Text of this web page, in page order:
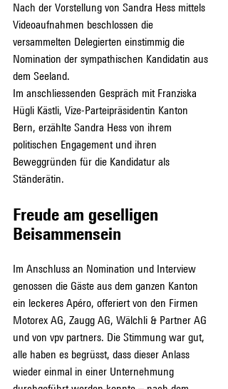
Nach der Vorstellung von Sandra Hess mittels
Videoaufnahmen beschlossen die
versammelten Delegierten einstimmig die
Nomination der sympathischen Kandidatin aus
dem Seeland.
Im anschliessenden Gespräch mit Franziska
Hügli Kästli, Vize-Parteipräsidentin Kanton
Bern, erzählte Sandra Hess von ihrem
politischen Engagement und ihren
Beweggründen für die Kandidatur als
Ständerätin.
Freude am geselligen
Beisammensein
Im Anschluss an Nomination und Interview
genossen die Gäste aus dem ganzen Kanton
ein leckeres Apéro, offeriert von den Firmen
Motorex AG, Zaugg AG, Wälchli & Partner AG
und von vpv partners. Die Stimmung war gut,
alle haben es begrüsst, dass dieser Anlass
wieder einmal in einer Unternehmung